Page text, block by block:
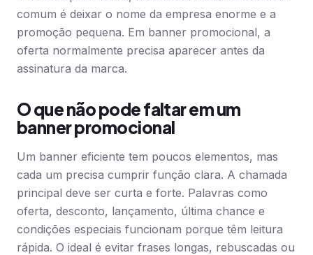
comum é deixar o nome da empresa enorme e a
promoção pequena. Em banner promocional, a
oferta normalmente precisa aparecer antes da
assinatura da marca.
O que não pode faltar em um
banner promocional
Um banner eficiente tem poucos elementos, mas
cada um precisa cumprir função clara. A chamada
principal deve ser curta e forte. Palavras como
oferta, desconto, lançamento, última chance e
condições especiais funcionam porque têm leitura
rápida. O ideal é evitar frases longas, rebuscadas ou